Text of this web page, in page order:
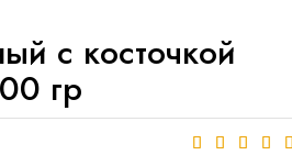
с косточкой
гр